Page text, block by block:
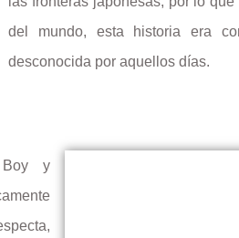
del mundo, esta historia era
desconocida por aquellos días.
Boy y